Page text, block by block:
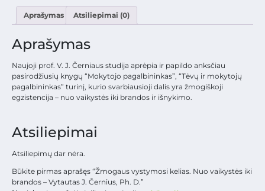
Aprašymas Atsiliepimai (0)
Aprašymas
Naujoji prof. V. J. Černiaus studija aprėpia ir papildo anksčiau
pasirodžiusių knygų “Mokytojo pagalbininkas”, “Tėvų ir mokytojų
pagalbininkas” turinį, kurio svarbiausioji dalis yra žmogiškoji
egzistencija – nuo vaikystės iki brandos ir išnykimo.
Atsiliepimai
Atsiliepimų dar nėra.
Būkite pirmas aprašęs “Žmogaus vystymosi kelias. Nuo vaikystės iki
brandos – Vytautas J. Černius, Ph. D.”